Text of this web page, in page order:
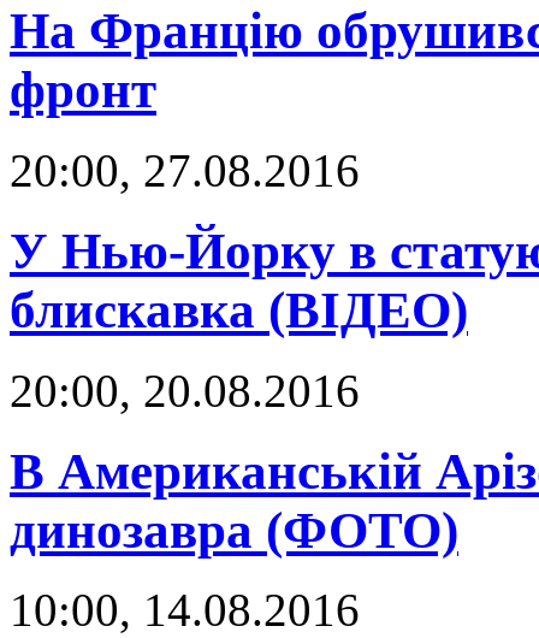
На Францію
фронт
20:00, 27.08.2016
У Нью-Йорку в
блискавка (ВІДЕО)
20:00, 20.08.2016
В Американській
динозавра (ФОТО)
10:00, 14.08.2016